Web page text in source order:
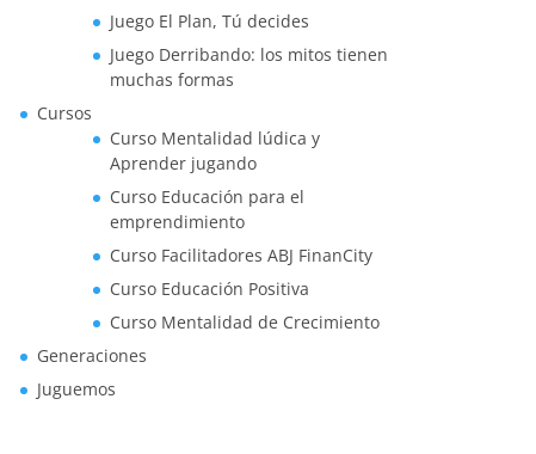
Juego El Plan, Tú decides
Juego Derribando: los mitos tienen
muchas formas
Cursos
Curso Mentalidad lúdica y
Aprender jugando
Curso Educación para el
emprendimiento
Curso Facilitadores ABJ FinanCity
Curso Educación Positiva
Curso Mentalidad de Crecimiento
Generaciones
Juguemos